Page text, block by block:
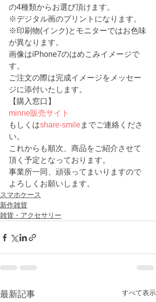
の4種類からお選び頂けます。
※デジタル画のプリントになります。
※印刷物(インク)とモニターではお色味
が異なります。
画像はiPhone7のはめこみイメージで
す。
ご注文の際は完成イメージをメッセー
ジに添付いたします。
【購入窓口】
minne販売サイト
もしくはshare-smileまでご連絡くださ
い。
これからも順次、商品をご紹介させて
頂く予定となっております。
事業所一同、頑張ってまいりますので
よろしくお願いします。
スマホケース
新作雑貨
雑貨・アクセサリー
最新記事 すべて表示